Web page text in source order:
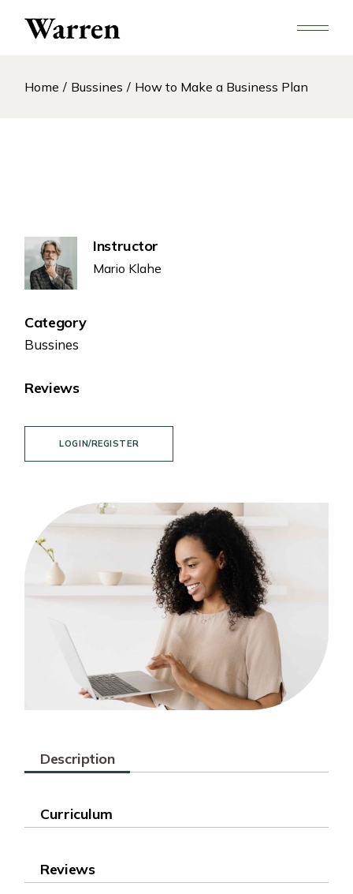
Home Bussines How to Make a Business Plan
Instructor
Mario Klahe
Category
Bussines
Reviews
LOGIN/REGISTER
Description
Curriculum
Reviews